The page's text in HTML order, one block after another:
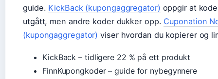
guide. KickBack (kupongaggregator) oppgir at
utgått, men andre koder dukker opp. Cuponation
(kupongaggregator) viser hvordan du kopierer og
KickBack – tidligere 22 % på ett produkt
FinnKupongkoder – guide for nybegynnere